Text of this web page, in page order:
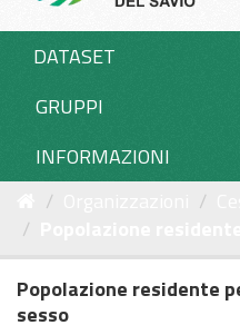
DATASET
GRUPPI
INFORMAZIONI
Popolazione residente
sesso